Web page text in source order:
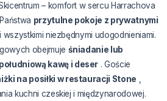
– komfort w sercu Harrachova
przytulne pokoje z prywatnymi
wszystkimi niezbędnymi udogodnieniami.
obejmuje śniadanie lub
kawę i deser . Goście
na posiłki w restauracji Stone
kuchni czeskiej i międzynarodowej.